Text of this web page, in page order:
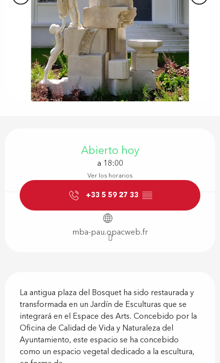
Abierto hoy
a 18:00
Ver los horarios
+33 5 59 27 33 ▒▒
mba-pau.opacweb.fr
La antigua plaza del Bosquet ha sido restaurada y
transformada en un Jardín de Esculturas que se
integrará en el Espace des Arts. Concebido por la
Oficina de Calidad de Vida y Naturaleza del
Ayuntamiento, este espacio se ha concebido
como un espacio vegetal dedicado a la escultura,